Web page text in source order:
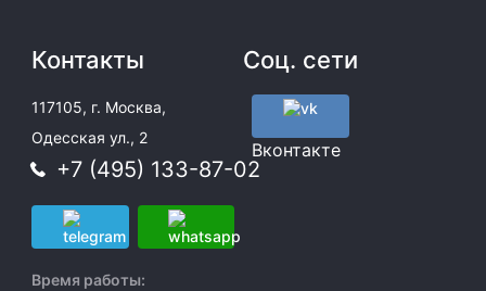
Контакты
117105, г. Москва,
Одесская ул., 2
+7 (495) 133-87-02
Время работы:
Соц. сети
Вконтакте